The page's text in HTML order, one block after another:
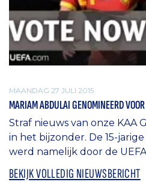
MAANDAG 27 JULI 2015
MARIAM ABDULAI GENOMINEERD
Straf nieuws van onze KAA
in het bijzonder. De 15-
werd namelijk door de
BEKIJK VOLLEDIG NIEUWSBERICHT